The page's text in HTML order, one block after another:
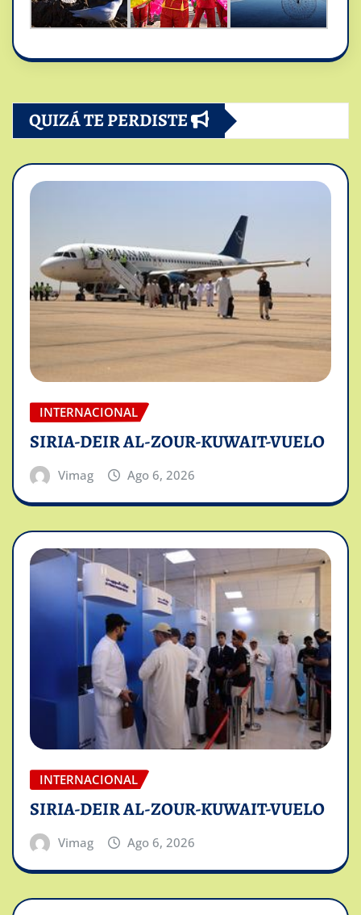
QUIZÁ TE PERDISTE
INTERNACIONAL
SIRIA-DEIR AL-ZOUR-KUWAIT-VUELO
Vimag Ago 6, 2026
INTERNACIONAL
SIRIA-DEIR AL-ZOUR-KUWAIT-VUELO
Vimag Ago 6, 2026